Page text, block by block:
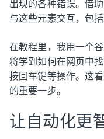
出现的各种错误。借
与这些元素交互，包
在教程里，我用一个
将学到如何在网页中
按回车键等操作。这
的重要一步。
让自动化更